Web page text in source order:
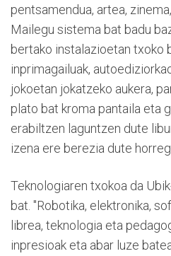
pentsamendua, artea,
Mailegu sistema bat badu
bertako instalazioetan txoko
inprimagailuak,
jokoetan jokatzeko aukera,
plato bat kroma pantaila eta
erabiltzen laguntzen dute
izena ere berezia dute
Teknologiaren txokoa da
bat. "Robotika, elektronika,
librea, teknologia eta
inpresioak eta abar luze